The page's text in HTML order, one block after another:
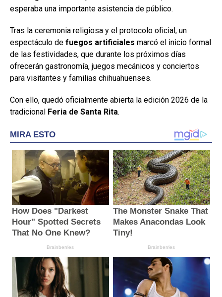
esperaba una importante asistencia de público.
Tras la ceremonia religiosa y el protocolo oficial, un
espectáculo de fuegos artificiales marcó el inicio formal
de las festividades, que durante los próximos días
ofrecerán gastronomía, juegos mecánicos y conciertos
para visitantes y familias chihuahuenses.
Con ello, quedó oficialmente abierta la edición 2026 de la
tradicional Feria de Santa Rita.